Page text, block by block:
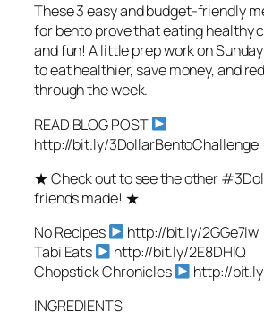
These 3 easy and budget-friendly
for bento prove that eating healthy
and fun! A little prep work on
to eat healthier, save money, and
through the week.
READ BLOG POST
http://bit.ly/3DollarBentoChallenge
★ Check out to see the other
friends made! ★
No Recipes
http://bit.ly/2GGe7Iw
Tabi Eats
http://bit.ly/2E8DHlQ
Chopstick Chronicles
http://
INGREDIENTS